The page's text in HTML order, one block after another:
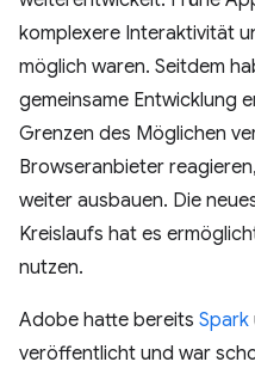
komplexere Interaktivität
möglich waren. Seitdem
gemeinsame Entwicklung
Grenzen des Möglichen
Browseranbieter
weiter ausbauen. Die
Kreislaufs hat es
nutzen.
Adobe hatte bereits Spark
veröffentlicht und war